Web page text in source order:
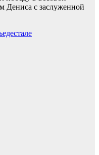
Дениса с заслуженной